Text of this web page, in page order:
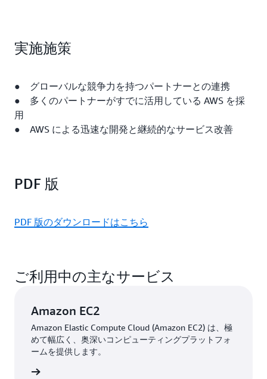
実施施策
● グローバルな競争力を持つパートナーとの連携
● 多くのパートナーがすでに活用している AWS を採
用
● AWS による迅速な開発と継続的なサービス改善
PDF 版
PDF 版のダウンロードはこちら
ご利用中の主なサービス
Amazon EC2
Amazon Elastic Compute Cloud (Amazon EC2) は、極
めて幅広く、奥深いコンピューティングプラットフォ
ームを提供します。